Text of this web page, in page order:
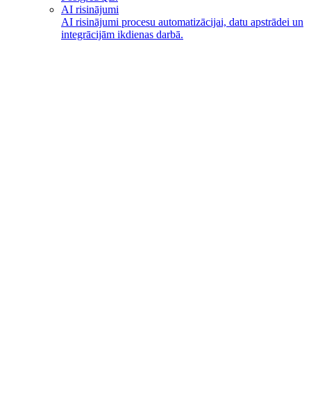
AI risinājumi
AI risinājumi procesu automatizācijai, datu apstrādei un
integrācijām ikdienas darbā.